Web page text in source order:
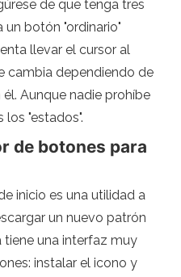
de que tenga tres
botón "ordinario"
llevar el cursor al
cambia dependiendo de
Aunque nadie prohíbe
"estados".
de botones para
inicio es una utilidad a
un nuevo patrón
tiene una interfaz muy
instalar el icono y